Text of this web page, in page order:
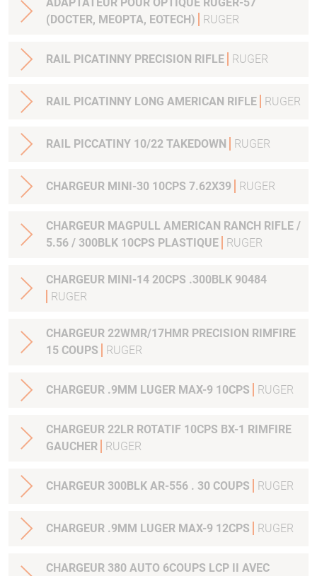
(DOCTER, MEOPTA, EOTECH)
RUGER
RAIL PICATINNY PRECISION RIFLE RUGER
RAIL PICATINNY LONG AMERICAN RIFLE RUGER
RAIL PICCATINY 10/22 TAKEDOWN RUGER
CHARGEUR MINI-30 10CPS 7.62X39 RUGER
CHARGEUR MAGPULL AMERICAN RANCH RIFLE /
5.56 / 300BLK 10CPS PLASTIQUE
RUGER
CHARGEUR MINI-14 20CPS .300BLK 90484
RUGER
CHARGEUR 22WMR/17HMR PRECISION RIMFIRE
15 COUPS
RUGER
CHARGEUR .9MM LUGER MAX-9 10CPS RUGER
CHARGEUR 22LR ROTATIF 10CPS BX-1 RIMFIRE
GAUCHER
RUGER
CHARGEUR 300BLK AR-556 . 30 COUPS RUGER
CHARGEUR .9MM LUGER MAX-9 12CPS RUGER
CHARGEUR 380 AUTO 6COUPS LCP II AVEC